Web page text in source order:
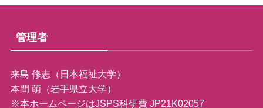
管理者
来島 修志（日本福祉大学）
本間 萌（岩手県立大学）
※本ホームページはJSPS科研費 JP21K02057